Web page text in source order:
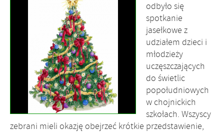
odbyło się
spotkanie
jasełkowe z
udziałem dzieci i
młodzieży
uczęszczających
do świetlic
popołudniowych
w chojnickich
szkołach. Wszyscy
zebrani mieli okazję obejrzeć krótkie przedstawienie,